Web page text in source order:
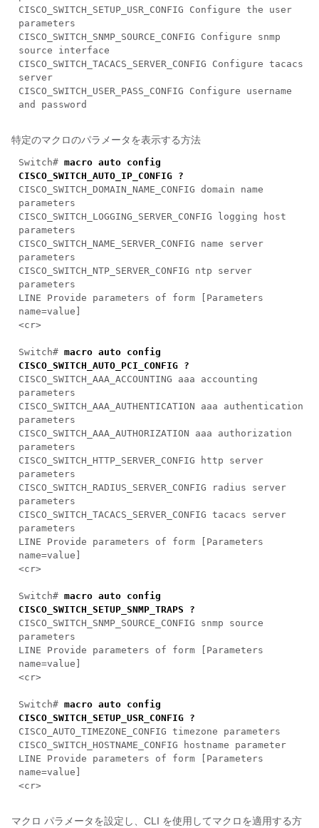
CISCO_SWITCH_SETUP_USR_CONFIG Configure the user
parameters
CISCO_SWITCH_SNMP_SOURCE_CONFIG Configure snmp
source interface
CISCO_SWITCH_TACACS_SERVER_CONFIG Configure tacacs
server
CISCO_SWITCH_USER_PASS_CONFIG Configure username
and password
特定のマクロのパラメータを表示する方法
Switch# macro auto config
CISCO_SWITCH_AUTO_IP_CONFIG ?
CISCO_SWITCH_DOMAIN_NAME_CONFIG domain name
parameters
CISCO_SWITCH_LOGGING_SERVER_CONFIG logging host
parameters
CISCO_SWITCH_NAME_SERVER_CONFIG name server
parameters
CISCO_SWITCH_NTP_SERVER_CONFIG ntp server
parameters
LINE Provide parameters of form [Parameters
name=value]
<cr>
Switch# macro auto config
CISCO_SWITCH_AUTO_PCI_CONFIG ?
CISCO_SWITCH_AAA_ACCOUNTING aaa accounting
parameters
CISCO_SWITCH_AAA_AUTHENTICATION aaa authentication
parameters
CISCO_SWITCH_AAA_AUTHORIZATION aaa authorization
parameters
CISCO_SWITCH_HTTP_SERVER_CONFIG http server
parameters
CISCO_SWITCH_RADIUS_SERVER_CONFIG radius server
parameters
CISCO_SWITCH_TACACS_SERVER_CONFIG tacacs server
parameters
LINE Provide parameters of form [Parameters
name=value]
<cr>
Switch# macro auto config
CISCO_SWITCH_SETUP_SNMP_TRAPS ?
CISCO_SWITCH_SNMP_SOURCE_CONFIG snmp source
parameters
LINE Provide parameters of form [Parameters
name=value]
<cr>
Switch# macro auto config
CISCO_SWITCH_SETUP_USR_CONFIG ?
CISCO_AUTO_TIMEZONE_CONFIG timezone parameters
CISCO_SWITCH_HOSTNAME_CONFIG hostname parameter
LINE Provide parameters of form [Parameters
name=value]
<cr>
マクロ パラメータを設定し、CLI を使用してマクロを適用する方